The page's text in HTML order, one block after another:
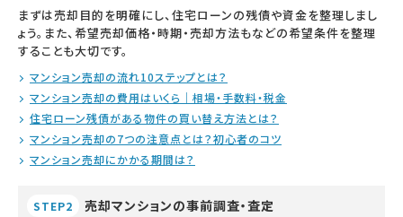
まずは売却目的を明確にし、住宅ローンの残債や資金を整理しまし
ょう。また、希望売却価格・時期・売却方法もなどの希望条件を整理
することも大切です。
マンション売却の流れ10ステップとは？
マンション売却の費用はいくら｜相場・手数料・税金
住宅ローン残債がある物件の買い替え方法とは？
マンション売却の7つの注意点とは？初心者のコツ
マンション売却にかかる期間は？
STEP2 売却マンションの事前調査・査定